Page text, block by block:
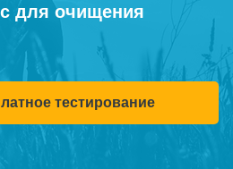
для очищения
тестирование